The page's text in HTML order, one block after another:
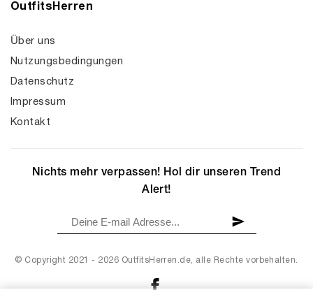
OutfitsHerren
Über uns
Nutzungsbedingungen
Datenschutz
Impressum
Kontakt
© Copyright 2021 - 2026 OutfitsHerren.de, alle Rechte vorbehalten.
Nichts mehr verpassen! Hol dir unseren Trend
Alert!